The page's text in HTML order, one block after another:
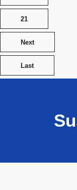
21
Next
Last